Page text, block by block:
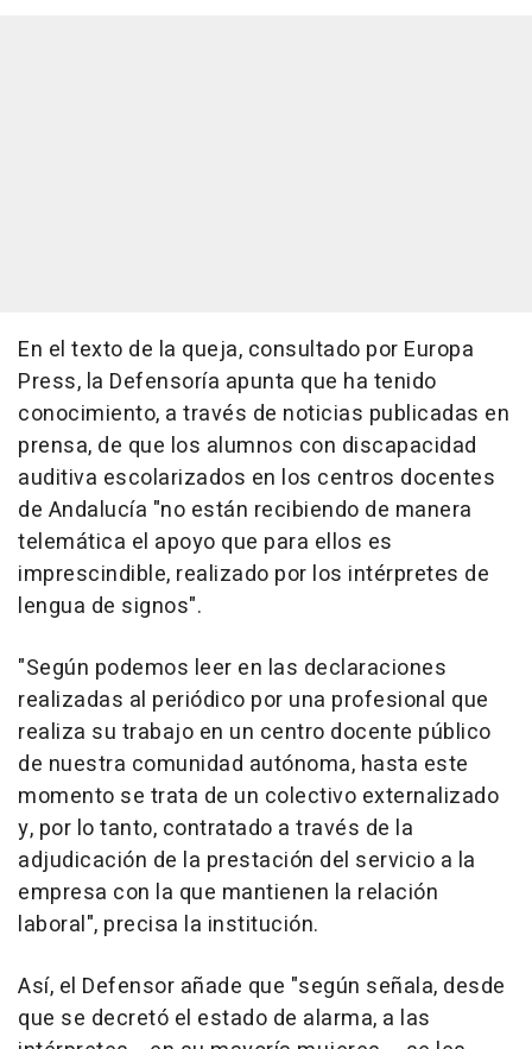
En el texto de la queja, consultado por Europa
Press, la Defensoría apunta que ha tenido
conocimiento, a través de noticias publicadas en
prensa, de que los alumnos con discapacidad
auditiva escolarizados en los centros docentes
de Andalucía "no están recibiendo de manera
telemática el apoyo que para ellos es
imprescindible, realizado por los intérpretes de
lengua de signos".
"Según podemos leer en las declaraciones
realizadas al periódico por una profesional que
realiza su trabajo en un centro docente público
de nuestra comunidad autónoma, hasta este
momento se trata de un colectivo externalizado
y, por lo tanto, contratado a través de la
adjudicación de la prestación del servicio a la
empresa con la que mantienen la relación
laboral", precisa la institución.
Así, el Defensor añade que "según señala, desde
que se decretó el estado de alarma, a las